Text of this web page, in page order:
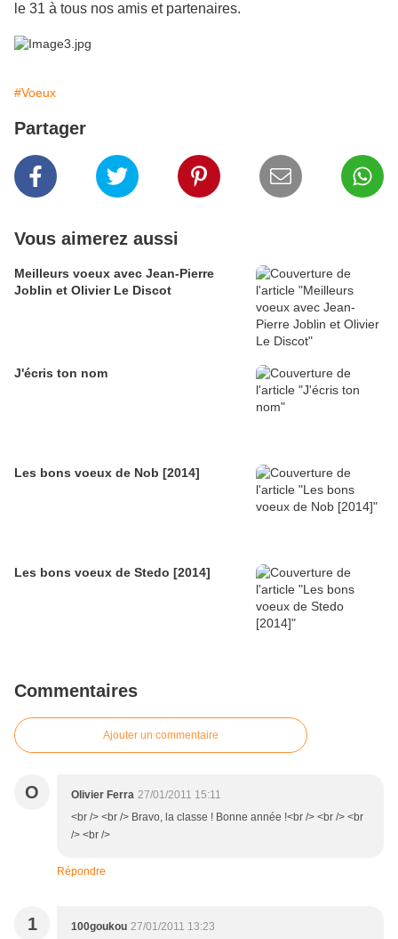
le 31 à tous nos amis et partenaires.
#Voeux
Partager
Vous aimerez aussi
Meilleurs voeux avec Jean-Pierre
Joblin et Olivier Le Discot
J'écris ton nom
Les bons voeux de Nob [2014]
Les bons voeux de Stedo [2014]
Commentaires
Ajouter un commentaire
O Olivier Ferra 27/01/2011 15:11
<br /> <br /> Bravo, la classe ! Bonne année !<br /> <br /> <br
/> <br />
Répondre
1 100goukou 27/01/2011 13:23